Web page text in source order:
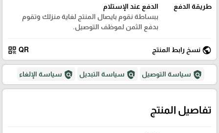
طريقة الدفع
الدفع عند الإستلام
ببساطة نقوم بايصال المنتج لغاية منزلك وتقوم
بدفع الثمن لموظف التوصيل.
public نسخ رابط المنتج QR
qr_code
policy سياسة التوصيل policy سياسة التبديل policy سياسة الإلغاء
تفاصيل المنتج